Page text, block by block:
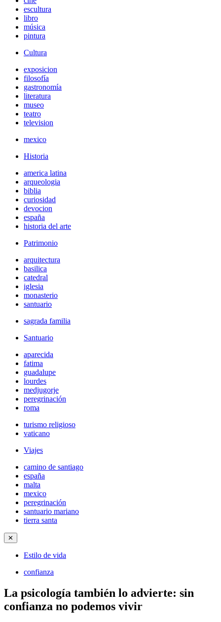
escultura
libro
música
pintura
Cultura
exposicion
filosofía
gastronomía
literatura
museo
teatro
television
mexico
Historia
america latina
arqueologia
biblia
curiosidad
devocion
españa
historia del arte
Patrimonio
arquitectura
basilica
catedral
iglesia
monasterio
santuario
sagrada familia
Santuario
aparecida
fatima
guadalupe
lourdes
medjugorje
peregrinación
roma
turismo religioso
vaticano
Viajes
camino de santiago
españa
malta
mexico
peregrinación
santuario mariano
tierra santa
✕
Estilo de vida
confianza
La psicología también lo advierte: sin
confianza no podemos vivir